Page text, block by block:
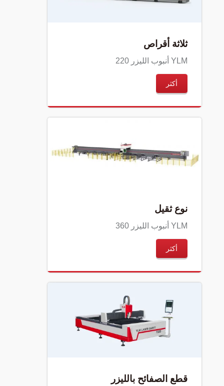
ثلاثة أقراص
YLM أنبوب الليزر 220
أكثر
نوع ثقيل
YLM أنبوب الليزر 360
أكثر
قطع الصفائح بالليزر